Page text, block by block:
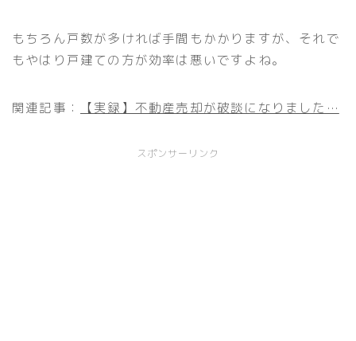
もちろん戸数が多ければ手間もかかりますが、それで
もやはり戸建ての方が効率は悪いですよね。
関連記事： 【実録】不動産売却が破談になりました…
スポンサーリンク